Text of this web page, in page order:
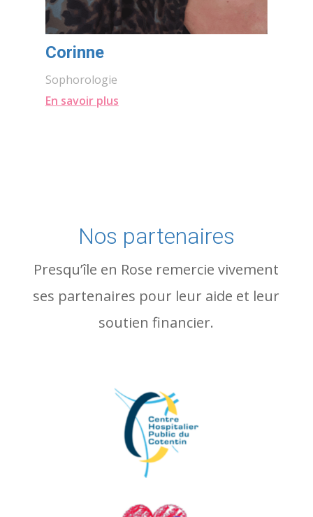
Corinne
Sophorologie
En savoir plus
Nos partenaires
Presqu’île en Rose remercie vivement
ses partenaires pour leur aide et leur
soutien financier.